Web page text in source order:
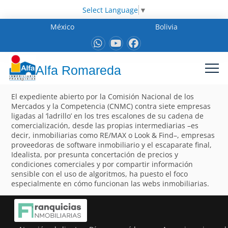
Select Language ▼
México
Bolivia
Alfa Romareda
El expediente abierto por la Comisión Nacional de los
Mercados y la Competencia (CNMC) contra siete empresas
ligadas al ‘ladrillo’ en los tres escalones de su cadena de
comercialización, desde las propias intermediarias –es
decir, inmobiliarias como RE/MAX o Look & Find–, empresas
proveedoras de software inmobiliario y el escaparate final,
Idealista, por presunta concertación de precios y
condiciones comerciales y por compartir información
sensible con el uso de algoritmos, ha puesto el foco
especialmente en cómo funcionan las webs inmobiliarias.